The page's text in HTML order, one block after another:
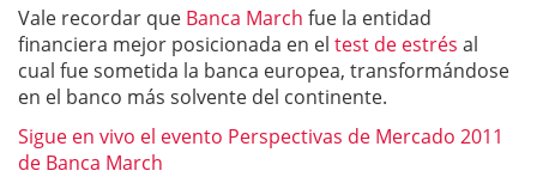
Vale recordar que Banca March fue la entidad
financiera mejor posicionada en el test de estrés al
cual fue sometida la banca europea, transformándose
en el banco más solvente del continente.
Sigue en vivo el evento Perspectivas de Mercado 2011
de Banca March